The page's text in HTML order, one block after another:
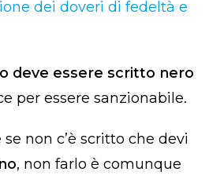
dei doveri di fedeltà e
deve essere scritto nero
per essere sanzionabile.
non c’è scritto che devi
, non farlo è comunque